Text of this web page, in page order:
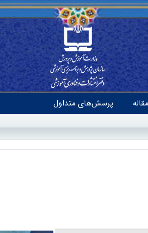
پرسش‌های متداول